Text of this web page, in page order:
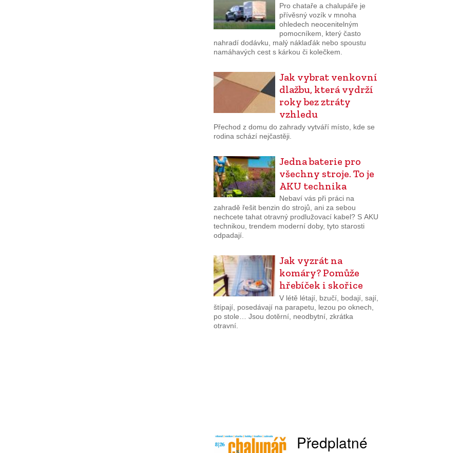
Pro chataře a chalupáře je
přívěsný vozík v mnoha
ohledech neocenitelným
pomocníkem, který často
nahradí dodávku, malý náklaďák nebo spoustu
namáhavých cest s kárkou či kolečkem.
Jak vybrat venkovní
dlažbu, která vydrží
roky bez ztráty
vzhledu
Přechod z domu do zahrady vytváří místo, kde se
rodina schází nejčastěji.
Jedna baterie pro
všechny stroje. To je
AKU technika
Nebaví vás při práci na
zahradě řešit benzin do strojů, ani za sebou
nechcete tahat otravný prodlužovací kabel? S AKU
technikou, trendem moderní doby, tyto starosti
odpadají.
Jak vyzrát na
komáry? Pomůže
hřebíček i skořice
V létě létají, bzučí, bodají, sají,
štípají, posedávají na parapetu, lezou po oknech,
po stole… Jsou dotěrní, neodbytní, zkrátka
otravní.
Předplatné